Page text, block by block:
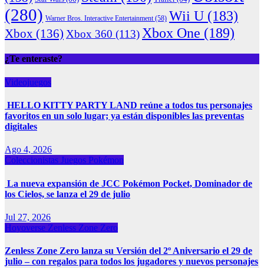
(280) Warner Bros. Interactive Entertainment(58) Wii U (183)
Xbox (136) Xbox 360 (113) Xbox One (189)
¿Te enteraste?
Videojuegos
HELLO KITTY PARTY LAND reúne a todos tus personajes
favoritos en un solo lugar; ya están disponibles las preventas
digitales
Ago 4, 2026
Coleccionistas Juegos Pokémon
La nueva expansión de JCC Pokémon Pocket, Dominador de
los Cielos, se lanza el 29 de julio
Jul 27, 2026
Hoyoverse Zenless Zone Zero
Zenless Zone Zero lanza su Versión del 2º Aniversario el 29 de
julio – con regalos para todos los jugadores y nuevos personajes